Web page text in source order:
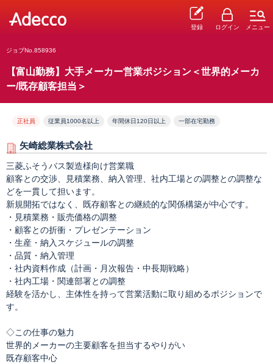
登録 ログイン メニュー
ジョブNo.858936
【富山勤務】大手メーカー営業ポジション＜世界的メーカ
ー/既存顧客担当＞
正社員 従業員1000名以上 年間休日120日以上 一部在宅勤務
矢崎総業株式会社
三菱ふそうバス製造様向け営業職
顧客との交渉、見積業務、納入管理、社内工場との調整との調整な
どを一貫して担います。
新規開拓ではなく、既存顧客との継続的な関係構築が中心です。
・見積業務・販売価格の調整
・顧客との折衝・プレゼンテーション
・生産・納入スケジュールの調整
・品質・納入管理
・社内資料作成（計画・月次報告・中長期戦略）
・社内工場・関連部署との調整
経験を活かし、主体性を持って営業活動に取り組めるポジションで
す。
◇この仕事の魅力
世界的メーカーの主要顧客を担当するやりがい
既存顧客中心